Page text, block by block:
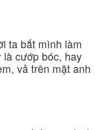
ta bắt mình làm
là cướp bóc, hay
vả trên mặt anh